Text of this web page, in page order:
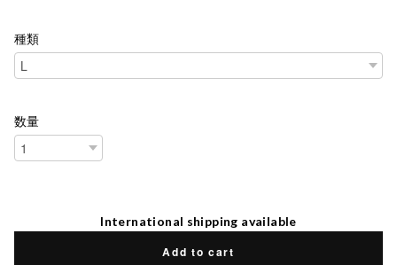
種類
数量
International shipping available
Add to cart